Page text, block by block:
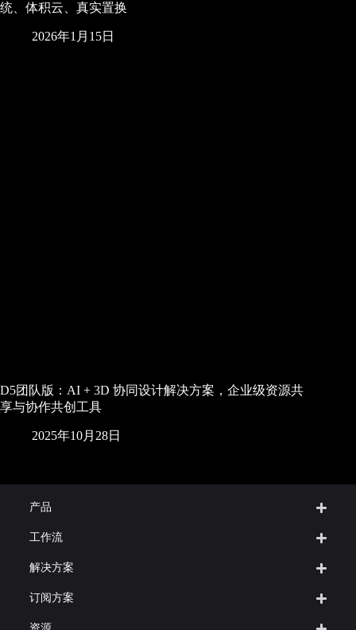
统、体积云、真实置换
2026年1月15日
D5团队版：AI + 3D 协同设计解决方案，企业级资源共
享与协作共创工具
2025年10月28日
产品
工作流
解决方案
订阅方案